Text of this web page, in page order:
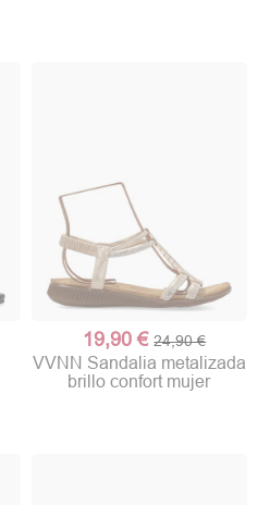
19,90 € 24,90 €
VVNN Sandalia metalizada
brillo confort mujer